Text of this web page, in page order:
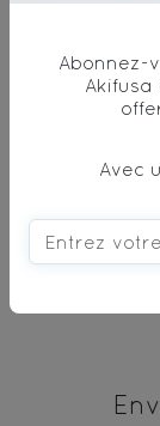
pétales
* produit
Abonnez-
Akifusa
Avec